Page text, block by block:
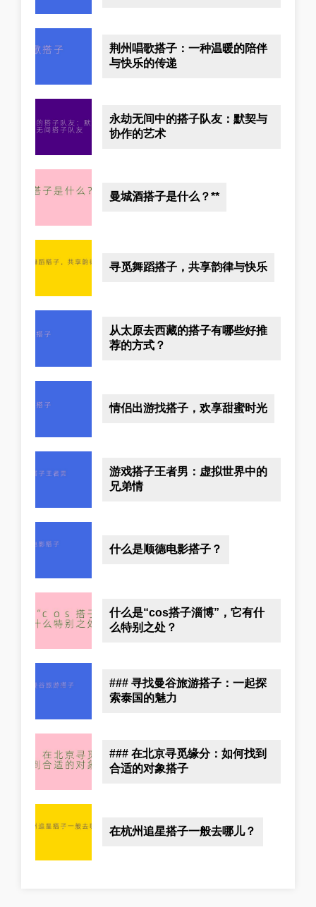
荆州唱歌搭子：一种温暖的陪伴
与快乐的传递
永劫无间中的搭子队友：默契与
协作的艺术
曼城酒搭子是什么？**
寻觅舞蹈搭子，共享韵律与快乐
从太原去西藏的搭子有哪些好推
荐的方式？
情侣出游找搭子，欢享甜蜜时光
游戏搭子王者男：虚拟世界中的
兄弟情
什么是顺德电影搭子？
什么是“cos搭子淄博”，它有什
么特别之处？
### 寻找曼谷旅游搭子：一起探
索泰国的魅力
### 在北京寻觅缘分：如何找到
合适的对象搭子
在杭州追星搭子一般去哪儿？